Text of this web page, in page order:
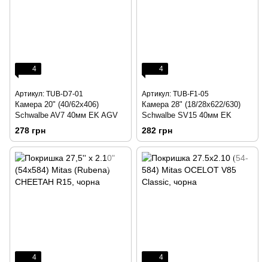
4
Артикул: TUB-D7-01
Камера 20" (40/62x406)
Schwalbe AV7 40мм EK AGV
278 грн
4
Артикул: TUB-F1-05
Камера 28" (18/28x622/630)
Schwalbe SV15 40мм EK
282 грн
4 4